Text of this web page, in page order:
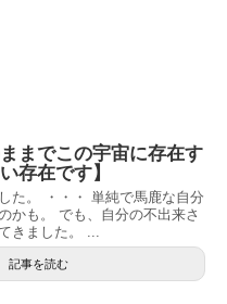
ままでこの宇宙に存在す
存在です】
た。 ・・・ 単純で馬鹿な自分
かも。 でも、自分の不出来さ
きました。 ...
記事を読む